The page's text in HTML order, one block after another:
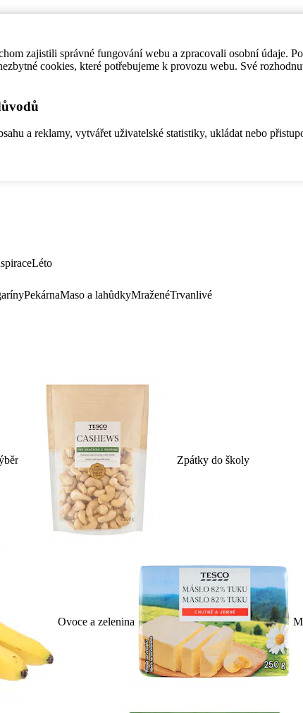
zajistili správné fungování webu a zpracovali osobní údaje.
cookies, které potřebujeme k provozu webu. Své
a reklamy, vytvářet uživatelské statistiky, ukládat nebo
Léto
PekárnaMaso a lahůdkyMraženéTrvanlivé
Zpátky do školy
Ovoce a zelenina